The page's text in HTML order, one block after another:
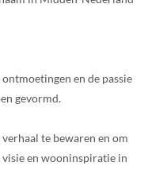
en de passie
gevormd.
te bewaren en om
en wooninspiratie in